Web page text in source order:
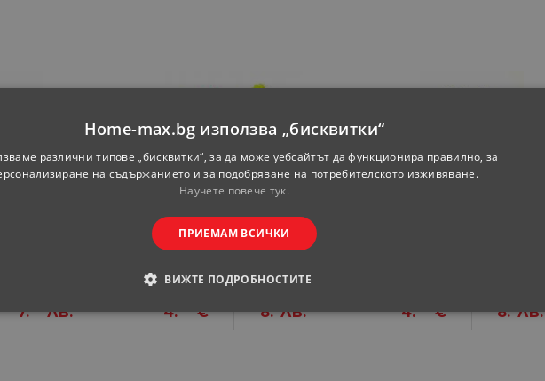
7. ЛВ.
Далия хибрида, 1 л
Цена за бройка
4. € 8. ЛВ. 4. € 8. ЛВ.
Home-max.bg използва „бисквитки“
различни типове „бисквитки“, за да може уебсайтът да функционира правилно, за
на съдържанието и за подобряване на потребителското изживяване.
Научете повече тук.
ПРИЕМАМ ВСИЧКИ
ВИЖТЕ ПОДРОБНОСТИТЕ
СТАТИСТИЧЕСКИ МАРКЕТИНГOВИ ФУНКЦИОНАЛНИ